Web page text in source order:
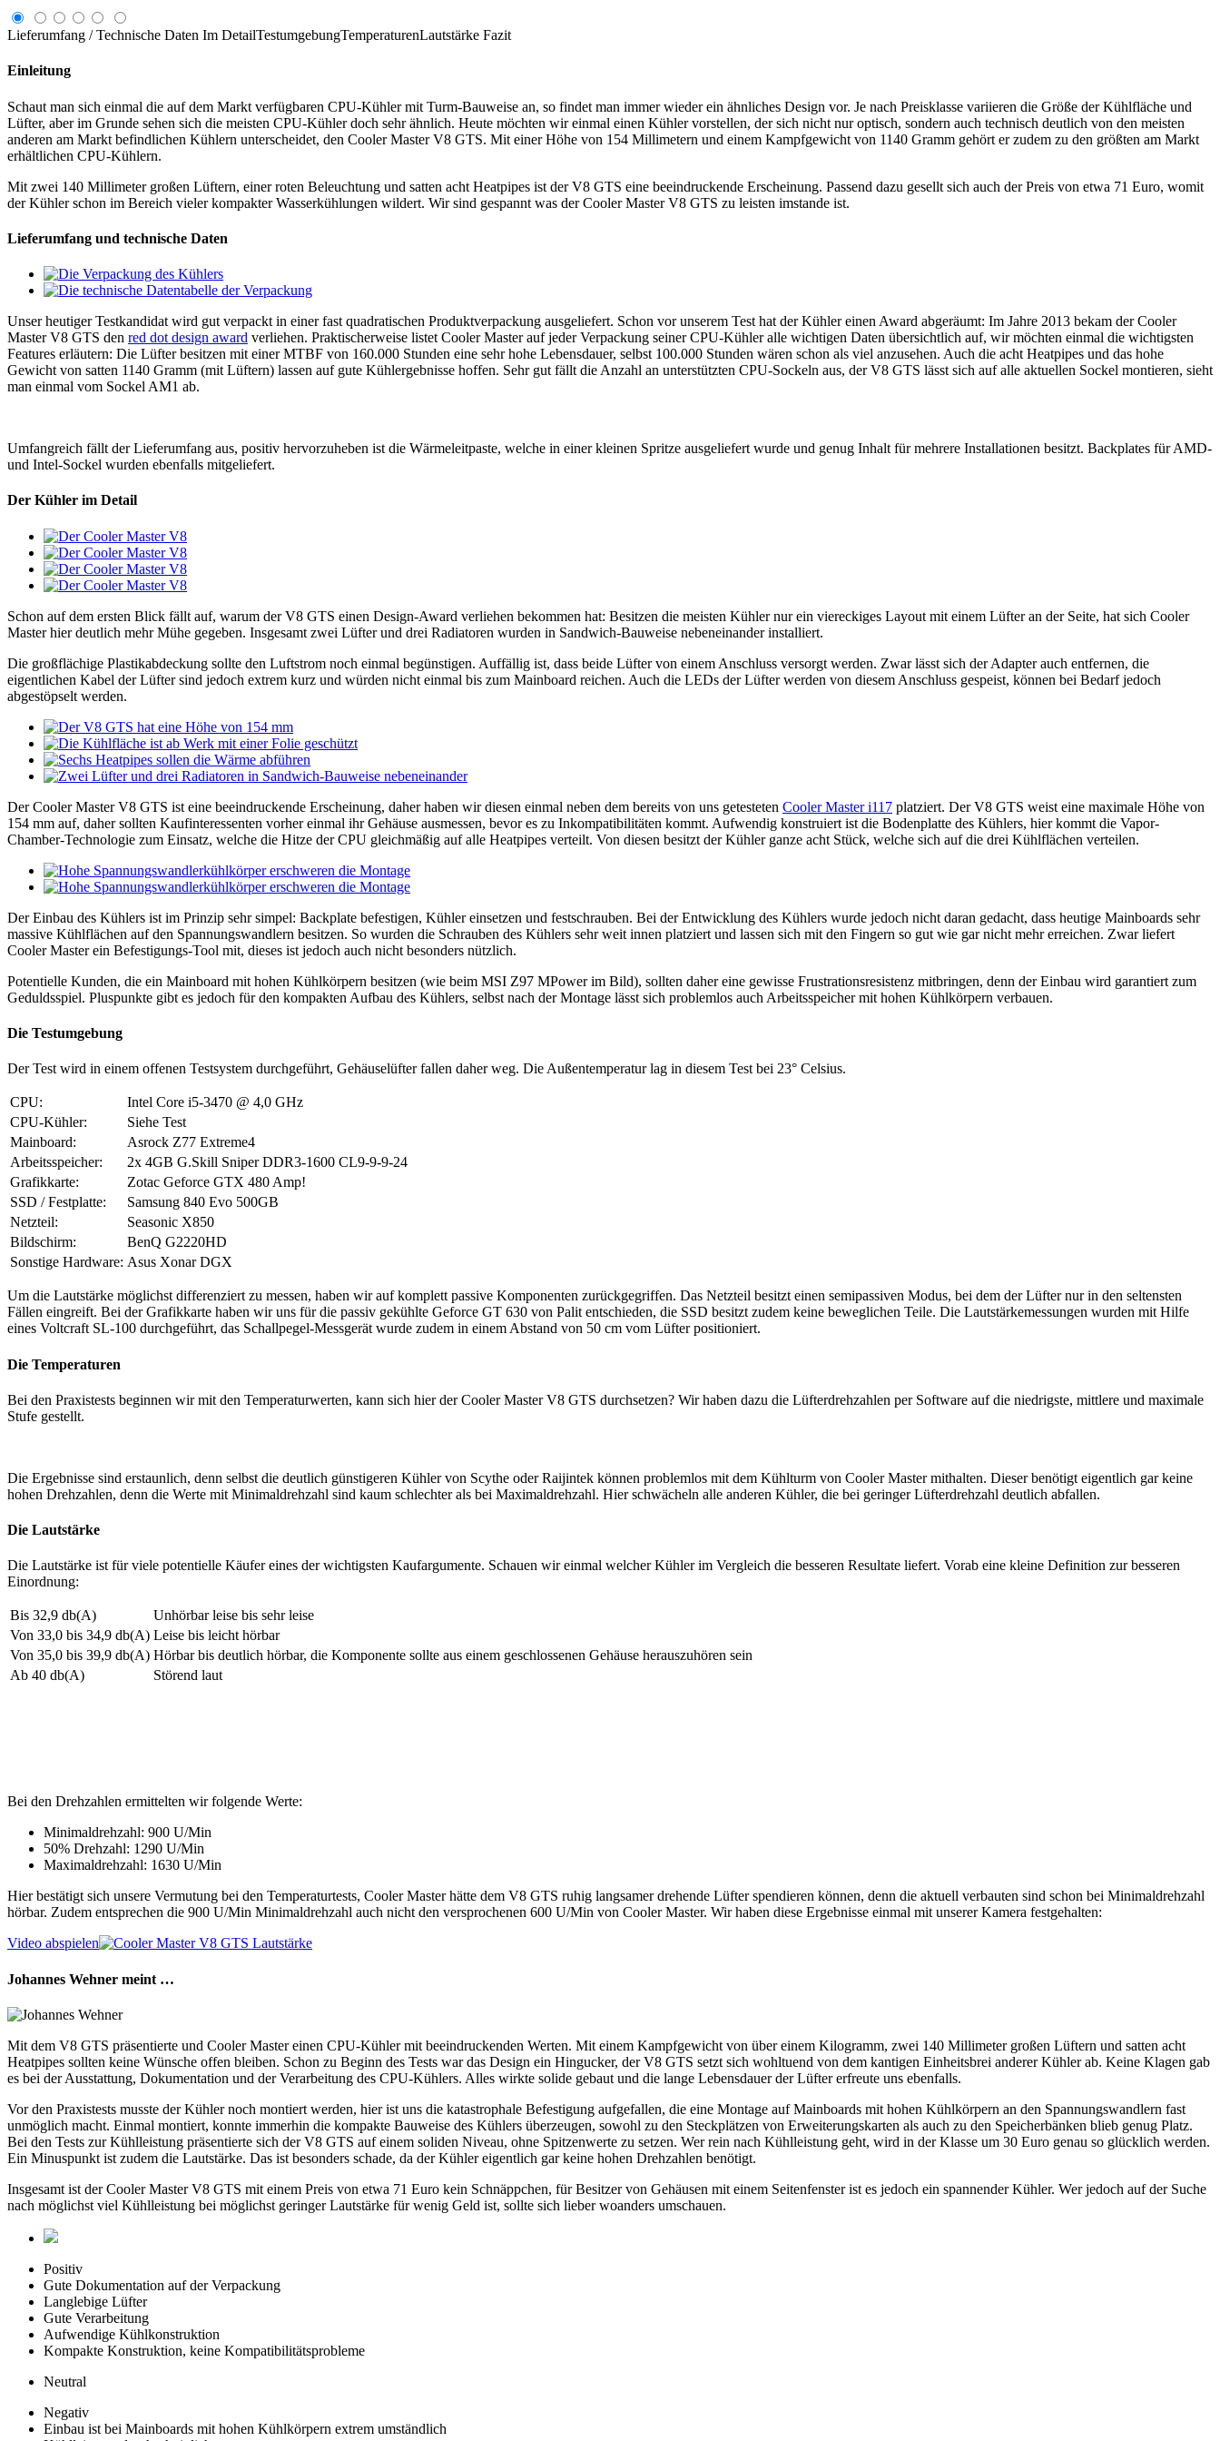
Lieferumfang / Technische Daten Im DetailTestumgebungTemperaturenLautstärke Fazit
Einleitung
Schaut man sich einmal die auf dem Markt verfügbaren CPU-Kühler mit Turm-Bauweise an, so findet man immer wieder ein ähnliches Design vor. Je nach Preisklasse variieren die Größe der Kühlfläche und
Lüfter, aber im Grunde sehen sich die meisten CPU-Kühler doch sehr ähnlich. Heute möchten wir einmal einen Kühler vorstellen, der sich nicht nur optisch, sondern auch technisch deutlich von den meisten
anderen am Markt befindlichen Kühlern unterscheidet, den Cooler Master V8 GTS. Mit einer Höhe von 154 Millimetern und einem Kampfgewicht von 1140 Gramm gehört er zudem zu den größten am Markt
erhältlichen CPU-Kühlern.
Mit zwei 140 Millimeter großen Lüftern, einer roten Beleuchtung und satten acht Heatpipes ist der V8 GTS eine beeindruckende Erscheinung. Passend dazu gesellt sich auch der Preis von etwa 71 Euro, womit
der Kühler schon im Bereich vieler kompakter Wasserkühlungen wildert. Wir sind gespannt was der Cooler Master V8 GTS zu leisten imstande ist.
Lieferumfang und technische Daten
Unser heutiger Testkandidat wird gut verpackt in einer fast quadratischen Produktverpackung ausgeliefert. Schon vor unserem Test hat der Kühler einen Award abgeräumt: Im Jahre 2013 bekam der Cooler
Master V8 GTS den red dot design award verliehen. Praktischerweise listet Cooler Master auf jeder Verpackung seiner CPU-Kühler alle wichtigen Daten übersichtlich auf, wir möchten einmal die wichtigsten
Features erläutern: Die Lüfter besitzen mit einer MTBF von 160.000 Stunden eine sehr hohe Lebensdauer, selbst 100.000 Stunden wären schon als viel anzusehen. Auch die acht Heatpipes und das hohe
Gewicht von satten 1140 Gramm (mit Lüftern) lassen auf gute Kühlergebnisse hoffen. Sehr gut fällt die Anzahl an unterstützten CPU-Sockeln aus, der V8 GTS lässt sich auf alle aktuellen Sockel montieren, sieht
man einmal vom Sockel AM1 ab.
Umfangreich fällt der Lieferumfang aus, positiv hervorzuheben ist die Wärmeleitpaste, welche in einer kleinen Spritze ausgeliefert wurde und genug Inhalt für mehrere Installationen besitzt. Backplates für AMD-
und Intel-Sockel wurden ebenfalls mitgeliefert.
Der Kühler im Detail
Schon auf dem ersten Blick fällt auf, warum der V8 GTS einen Design-Award verliehen bekommen hat: Besitzen die meisten Kühler nur ein viereckiges Layout mit einem Lüfter an der Seite, hat sich Cooler
Master hier deutlich mehr Mühe gegeben. Insgesamt zwei Lüfter und drei Radiatoren wurden in Sandwich-Bauweise nebeneinander installiert.
Die großflächige Plastikabdeckung sollte den Luftstrom noch einmal begünstigen. Auffällig ist, dass beide Lüfter von einem Anschluss versorgt werden. Zwar lässt sich der Adapter auch entfernen, die
eigentlichen Kabel der Lüfter sind jedoch extrem kurz und würden nicht einmal bis zum Mainboard reichen. Auch die LEDs der Lüfter werden von diesem Anschluss gespeist, können bei Bedarf jedoch
abgestöpselt werden.
Der Cooler Master V8 GTS ist eine beeindruckende Erscheinung, daher haben wir diesen einmal neben dem bereits von uns getesteten Cooler Master i117 platziert. Der V8 GTS weist eine maximale Höhe von
154 mm auf, daher sollten Kaufinteressenten vorher einmal ihr Gehäuse ausmessen, bevor es zu Inkompatibilitäten kommt. Aufwendig konstruiert ist die Bodenplatte des Kühlers, hier kommt die Vapor-
Chamber-Technologie zum Einsatz, welche die Hitze der CPU gleichmäßig auf alle Heatpipes verteilt. Von diesen besitzt der Kühler ganze acht Stück, welche sich auf die drei Kühlflächen verteilen.
Der Einbau des Kühlers ist im Prinzip sehr simpel: Backplate befestigen, Kühler einsetzen und festschrauben. Bei der Entwicklung des Kühlers wurde jedoch nicht daran gedacht, dass heutige Mainboards sehr
massive Kühlflächen auf den Spannungswandlern besitzen. So wurden die Schrauben des Kühlers sehr weit innen platziert und lassen sich mit den Fingern so gut wie gar nicht mehr erreichen. Zwar liefert
Cooler Master ein Befestigungs-Tool mit, dieses ist jedoch auch nicht besonders nützlich.
Potentielle Kunden, die ein Mainboard mit hohen Kühlkörpern besitzen (wie beim MSI Z97 MPower im Bild), sollten daher eine gewisse Frustrationsresistenz mitbringen, denn der Einbau wird garantiert zum
Geduldsspiel. Pluspunkte gibt es jedoch für den kompakten Aufbau des Kühlers, selbst nach der Montage lässt sich problemlos auch Arbeitsspeicher mit hohen Kühlkörpern verbauen.
Die Testumgebung
Der Test wird in einem offenen Testsystem durchgeführt, Gehäuselüfter fallen daher weg. Die Außentemperatur lag in diesem Test bei 23° Celsius.
CPU:
Intel Core i5-3470 @ 4,0 GHz
CPU-Kühler:
Siehe Test
Mainboard:
Asrock Z77 Extreme4
Arbeitsspeicher:
2x 4GB G.Skill Sniper DDR3-1600 CL9-9-9-24
Grafikkarte:
Zotac Geforce GTX 480 Amp!
SSD / Festplatte:
Samsung 840 Evo 500GB
Netzteil:
Seasonic X850
Bildschirm:
BenQ G2220HD
Sonstige Hardware: Asus Xonar DGX
Um die Lautstärke möglichst differenziert zu messen, haben wir auf komplett passive Komponenten zurückgegriffen. Das Netzteil besitzt einen semipassiven Modus, bei dem der Lüfter nur in den seltensten
Fällen eingreift. Bei der Grafikkarte haben wir uns für die passiv gekühlte Geforce GT 630 von Palit entschieden, die SSD besitzt zudem keine beweglichen Teile. Die Lautstärkemessungen wurden mit Hilfe
eines Voltcraft SL-100 durchgeführt, das Schallpegel-Messgerät wurde zudem in einem Abstand von 50 cm vom Lüfter positioniert.
Die Temperaturen
Bei den Praxistests beginnen wir mit den Temperaturwerten, kann sich hier der Cooler Master V8 GTS durchsetzen? Wir haben dazu die Lüfterdrehzahlen per Software auf die niedrigste, mittlere und maximale
Stufe gestellt.
Die Ergebnisse sind erstaunlich, denn selbst die deutlich günstigeren Kühler von Scythe oder Raijintek können problemlos mit dem Kühlturm von Cooler Master mithalten. Dieser benötigt eigentlich gar keine
hohen Drehzahlen, denn die Werte mit Minimaldrehzahl sind kaum schlechter als bei Maximaldrehzahl. Hier schwächeln alle anderen Kühler, die bei geringer Lüfterdrehzahl deutlich abfallen.
Die Lautstärke
Die Lautstärke ist für viele potentielle Käufer eines der wichtigsten Kaufargumente. Schauen wir einmal welcher Kühler im Vergleich die besseren Resultate liefert. Vorab eine kleine Definition zur besseren
Einordnung:
Bis 32,9 db(A)
Unhörbar leise bis sehr leise
Von 33,0 bis 34,9 db(A) Leise bis leicht hörbar
Von 35,0 bis 39,9 db(A) Hörbar bis deutlich hörbar, die Komponente sollte aus einem geschlossenen Gehäuse herauszuhören sein
Ab 40 db(A)
Störend laut
Bei den Drehzahlen ermittelten wir folgende Werte:
Minimaldrehzahl: 900 U/Min
50% Drehzahl: 1290 U/Min
Maximaldrehzahl: 1630 U/Min
Hier bestätigt sich unsere Vermutung bei den Temperaturtests, Cooler Master hätte dem V8 GTS ruhig langsamer drehende Lüfter spendieren können, denn die aktuell verbauten sind schon bei Minimaldrehzahl
hörbar. Zudem entsprechen die 900 U/Min Minimaldrehzahl auch nicht den versprochenen 600 U/Min von Cooler Master. Wir haben diese Ergebnisse einmal mit unserer Kamera festgehalten:
Video abspielen
Johannes Wehner meint …
Mit dem V8 GTS präsentierte und Cooler Master einen CPU-Kühler mit beeindruckenden Werten. Mit einem Kampfgewicht von über einem Kilogramm, zwei 140 Millimeter großen Lüftern und satten acht
Heatpipes sollten keine Wünsche offen bleiben. Schon zu Beginn des Tests war das Design ein Hingucker, der V8 GTS setzt sich wohltuend von dem kantigen Einheitsbrei anderer Kühler ab. Keine Klagen gab
es bei der Ausstattung, Dokumentation und der Verarbeitung des CPU-Kühlers. Alles wirkte solide gebaut und die lange Lebensdauer der Lüfter erfreute uns ebenfalls.
Vor den Praxistests musste der Kühler noch montiert werden, hier ist uns die katastrophale Befestigung aufgefallen, die eine Montage auf Mainboards mit hohen Kühlkörpern an den Spannungswandlern fast
unmöglich macht. Einmal montiert, konnte immerhin die kompakte Bauweise des Kühlers überzeugen, sowohl zu den Steckplätzen von Erweiterungskarten als auch zu den Speicherbänken blieb genug Platz.
Bei den Tests zur Kühlleistung präsentierte sich der V8 GTS auf einem soliden Niveau, ohne Spitzenwerte zu setzen. Wer rein nach Kühlleistung geht, wird in der Klasse um 30 Euro genau so glücklich werden.
Ein Minuspunkt ist zudem die Lautstärke. Das ist besonders schade, da der Kühler eigentlich gar keine hohen Drehzahlen benötigt.
Insgesamt ist der Cooler Master V8 GTS mit einem Preis von etwa 71 Euro kein Schnäppchen, für Besitzer von Gehäusen mit einem Seitenfenster ist es jedoch ein spannender Kühler. Wer jedoch auf der Suche
nach möglichst viel Kühlleistung bei möglichst geringer Lautstärke für wenig Geld ist, sollte sich lieber woanders umschauen.
Positiv
Gute Dokumentation auf der Verpackung
Langlebige Lüfter
Gute Verarbeitung
Aufwendige Kühlkonstruktion
Kompakte Konstruktion, keine Kompatibilitätsprobleme
Neutral
Negativ
Einbau ist bei Mainboards mit hohen Kühlkörpern extrem umständlich